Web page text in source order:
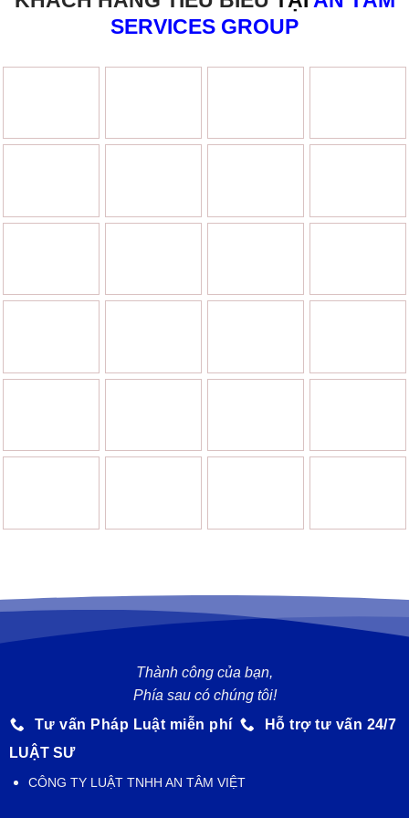
SERVICES GROUP
Thành công của bạn,
Phía sau có chúng tôi!
Tư vấn Pháp Luật miễn phí
Hỗ trợ tư vấn 24/7
LUẬT SƯ
CÔNG TY LUẬT TNHH AN TÂM VIỆT